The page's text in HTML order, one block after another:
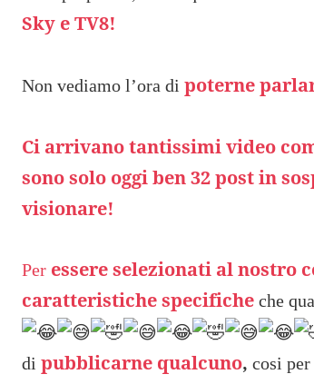
Sky e TV8!
Non vediamo l’ora dipoterne
Ci arrivano tantissimi video
sono solo oggi ben 32 post in
visionare!
Per essere selezionati al nostro
caratteristiche specifiche che
di pubblicarne qualcuno, cosi